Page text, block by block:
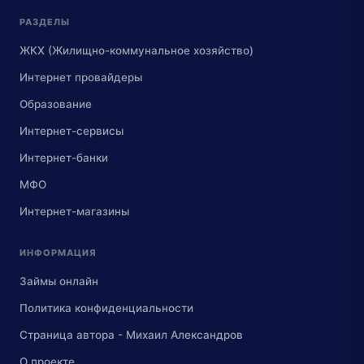
РАЗДЕЛЫ
ЖКХ (Жилищно-коммунальное хозяйство)
Интернет провайдеры
Образование
Интернет-сервисы
Интернет-банки
МФО
Интернет-магазины
ИНФОРМАЦИЯ
Займы онлайн
Политика конфиденциальности
Страница автора - Михаил Александров